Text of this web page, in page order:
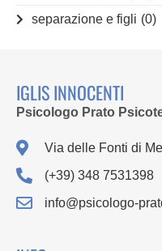
separazione e figli (0)
IGLIS INNOCENTI
Psicologo Prato
Via delle Fonti di
(+39) 348 7531398
info@psicologo-